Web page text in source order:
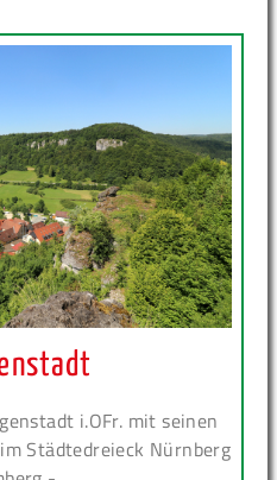
i.OFr. mit seinen
Städtedreieck Nürnberg